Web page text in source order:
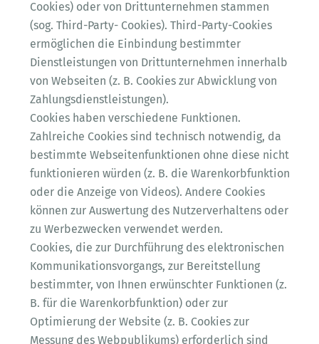
Cookies) oder von Drittunternehmen stammen
(sog. Third-Party- Cookies). Third-Party-Cookies
ermöglichen die Einbindung bestimmter
Dienstleistungen von Drittunternehmen innerhalb
von Webseiten (z. B. Cookies zur Abwicklung von
Zahlungsdienstleistungen).
Cookies haben verschiedene Funktionen.
Zahlreiche Cookies sind technisch notwendig, da
bestimmte Webseitenfunktionen ohne diese nicht
funktionieren würden (z. B. die Warenkorbfunktion
oder die Anzeige von Videos). Andere Cookies
können zur Auswertung des Nutzerverhaltens oder
zu Werbezwecken verwendet werden.
Cookies, die zur Durchführung des elektronischen
Kommunikationsvorgangs, zur Bereitstellung
bestimmter, von Ihnen erwünschter Funktionen (z.
B. für die Warenkorbfunktion) oder zur
Optimierung der Website (z. B. Cookies zur
Messung des Webpublikums) erforderlich sind